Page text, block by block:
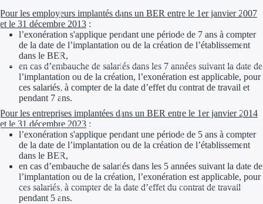
Par financeur
Aides
Aides
Tous les
Solutions MAPi
Simulateur d'éligibilité
Pour les employeurs implantés dans un BER entre le 1er janvier 2007
et le 31 décembre 2013 :
l’exonération s'applique pendant une période de 7 ans à compter
de la date de l’implantation ou de la création de l’établissement
dans le BER,
en cas d’embauche de salariés dans les 7 années suivant la date de
l’implantation ou de la création, l’exonération est applicable, pour
ces salariés, à compter de la date d’effet du contrat de travail et
pendant 7 ans.
Pour les entreprises implantées dans un BER entre le 1er janvier 2014
et le 31 décembre 2023 :
l’exonération s'applique pendant une période de 5 ans à compter
de la date de l’implantation ou de la création de l’établissement
dans le BER,
en cas d’embauche de salariés dans les 5 années suivant la date de
l’implantation ou de la création, l’exonération est applicable, pour
ces salariés, à compter de la date d’effet du contrat de travail
pendant 5 ans.